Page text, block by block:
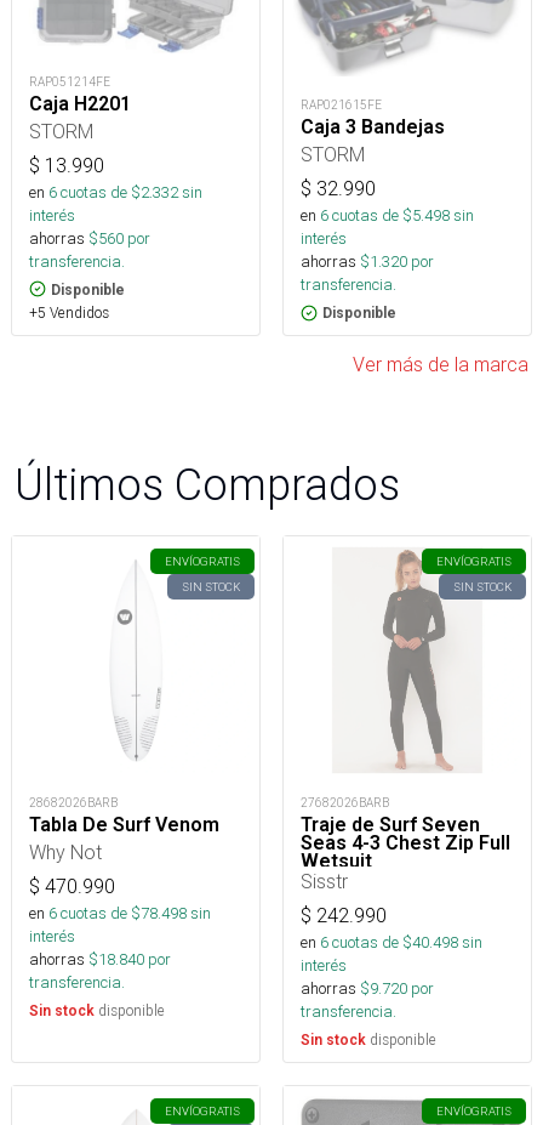
RAP051214FE
Caja H2201
STORM
$ 13.990
en 6cuotas de $2.332sin
interés
ahorras $560 por
transferencia.
Disponible
+5 Vendidos
RAP021615FE
Caja 3 Bandejas
STORM
$ 32.990
en 6cuotas de $5.498sin
interés
ahorras $1.320 por
transferencia.
Disponible
Ver más de la marca
Últimos Comprados
ENVÍOGRATIS
SIN STOCK
28682026BARB
Tabla De Surf Venom
Why Not
$ 470.990
en 6cuotas de $78.498sin
interés
ahorras $18.840 por
transferencia.
Sin stock disponible
ENVÍOGRATIS
SIN STOCK
27682026BARB
Traje de Surf Seven
Seas 4-3 Chest Zip Full
Wetsuit
Sisstr
$ 242.990
en 6cuotas de $40.498sin
interés
ahorras $9.720 por
transferencia.
Sin stock disponible
ENVÍOGRATIS ENVÍOGRATIS